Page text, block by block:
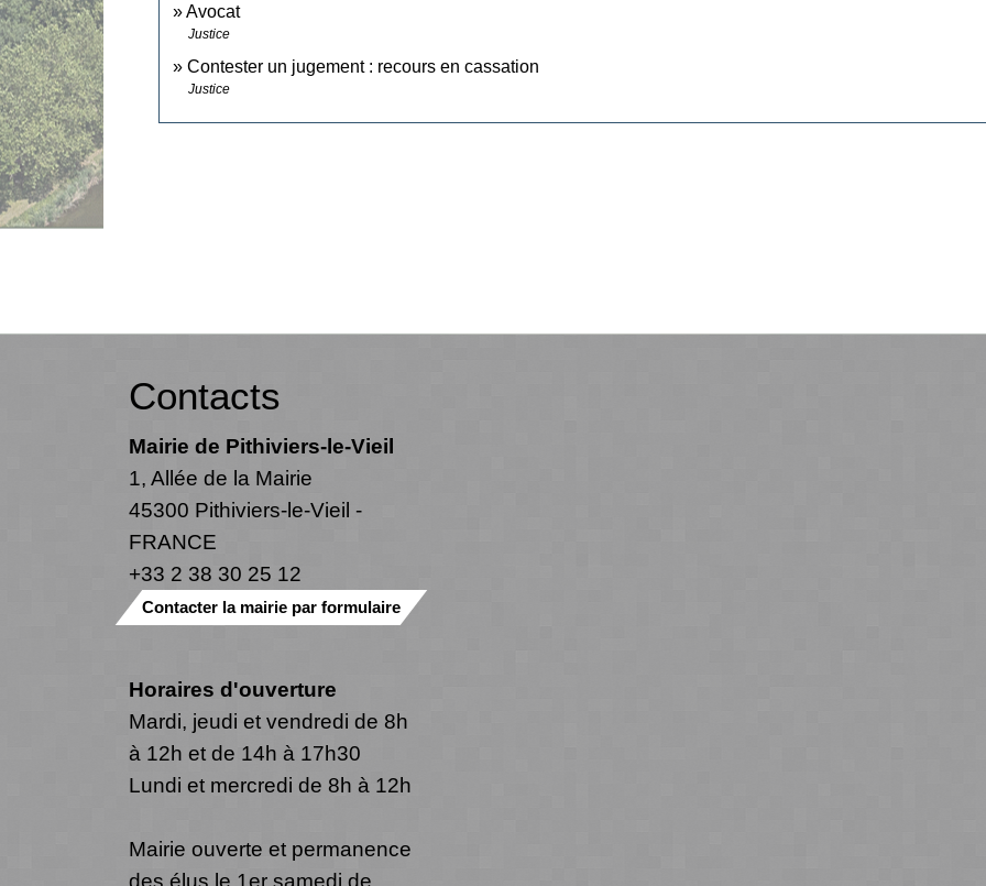
Avocat
Justice
Contester un jugement : recours en cassation
Justice
Contacts
Mairie de Pithiviers-le-Vieil
1, Allée de la Mairie
45300 Pithiviers-le-Vieil -
FRANCE
+33 2 38 30 25 12
Contacter la mairie par formulaire
Horaires d'ouverture
Mardi, jeudi et vendredi de 8h
à 12h et de 14h à 17h30
Lundi et mercredi de 8h à 12h
Mairie ouverte et permanence
des élus le 1er samedi de